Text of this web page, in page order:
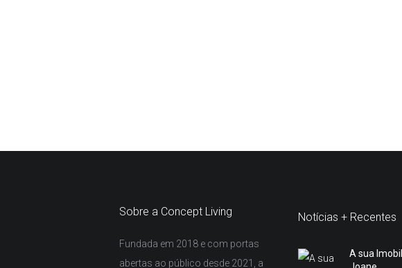
Sobre a Concept Living
Fundada em 2018 e com portas
abertas ao público desde 2021, a
Notícias + Recentes
A sua